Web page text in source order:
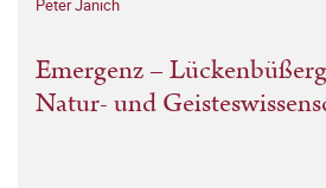
Peter Janich
Emergenz –
Natur- und